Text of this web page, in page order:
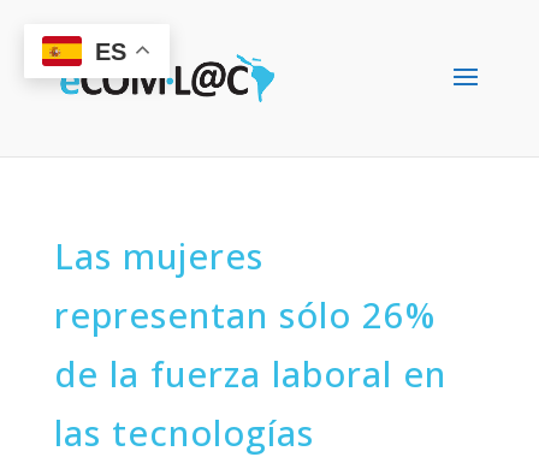
Las mujeres
representan sólo 26%
de la fuerza laboral en
las tecnologías
ES